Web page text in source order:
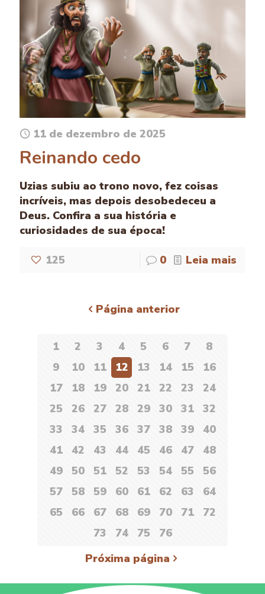
11 de dezembro de 2025
Reinando cedo
Uzias subiu ao trono novo, fez coisas
incríveis, mas depois desobedeceu a
Deus. Confira a sua história e
curiosidades de sua época!
125 0 Leia mais
Página anterior
1 2 3 4 5 6 7
8
9
10 11 12 13 14 15
16
17
18 19 20 21 22 23
24
25
26 27 28 29 30 31
32
33
34 35 36 37 38 39
40
41
42 43 44 45 46 47
48
49
50 51 52 53 54 55
56
57
58 59 60 61 62 63
64
65
66 67 68 69 70 71
72
73
74 75
76
Próxima página